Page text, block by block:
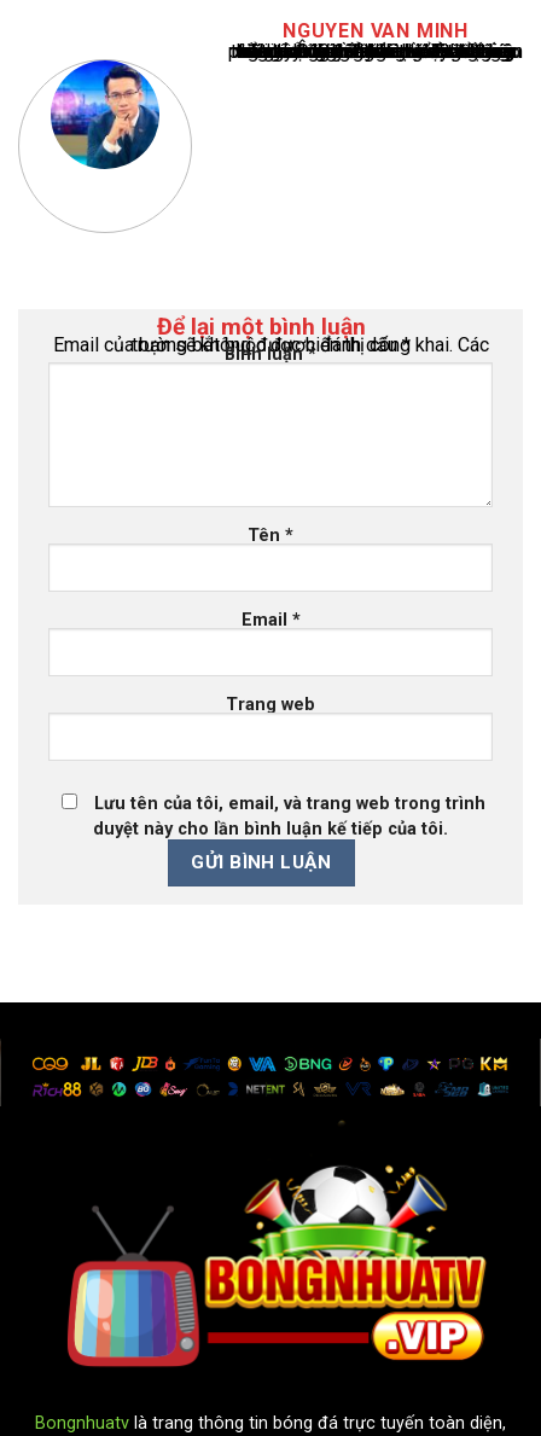
NGUYEN VAN MINH
Nguyễn Văn Minh là một trong những chuyên gia hàng đầu về báo cáo tin tức thể thao tại Việt Nam, với hơn 10 năm hoạt động trong ngành. Ông có kiến thức sâu rộng và kinh nghiệm đáng kể trong việc phân tích và báo cáo về các sự kiện thể thao hàng đầu. Sự hiểu biết sâu sắc của ông về ngành này đã giúp ông xây dựng uy tín và danh tiếng trong cộng đồng báo chí thể thao.
Để lại một bình luận
Email của bạn sẽ không được hiển thị công khai.
Các trường bắt buộc được đánh dấu*
Bình luận*
Tên *
Email *
Trang web
Lưu tên của tôi, email, và trang web trong trình
duyệt này cho lần bình luận kế tiếp của tôi.
Bongnhuatv là trang thông tin bóng đá trực tuyến toàn diện,